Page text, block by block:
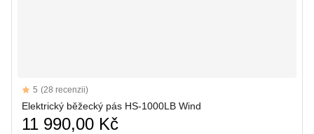
Reviews
5 out of 5 stars
5 (28 recenzii)
Elektrický běžecký pás HS-1000LB Wind
11 990,00 Kč